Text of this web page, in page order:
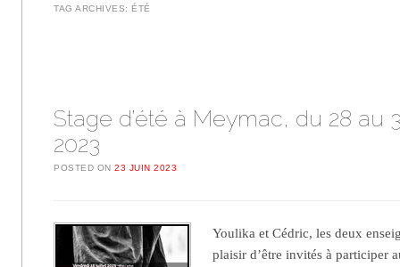
TAG ARCHIVES: ÉTÉ
Stage d’été à Meymac, du 28 au
2023
POSTED ON23 JUIN 2023
Youlika et Cédric, les deux
plaisir d’être invités à participer